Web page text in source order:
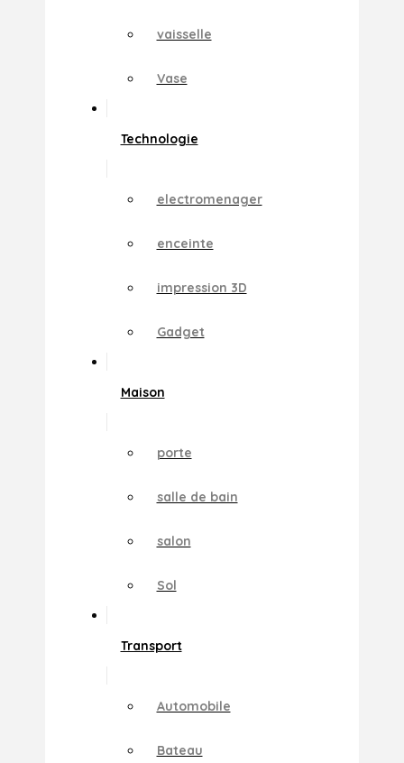
vaisselle
Vase
Technologie
electromenager
enceinte
impression 3D
Gadget
Maison
porte
salle de bain
salon
Sol
Transport
Automobile
Bateau